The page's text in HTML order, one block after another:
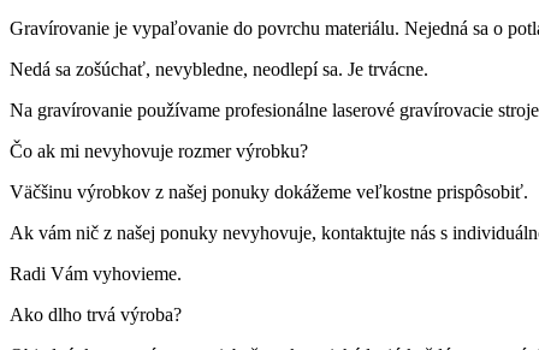
Gravírovanie je vypaľovanie do povrchu materiálu. Nejedná sa o
Nedá sa zošúchať, nevybledne, neodlepí sa. Je trvácne.
Na gravírovanie používame profesionálne laserové gravírovacie
Čo ak mi nevyhovuje rozmer výrobku?
Väčšinu výrobkov z našej ponuky dokážeme veľkostne prispôsobiť.
Ak vám nič z našej ponuky nevyhovuje, kontaktujte nás s
Radi Vám vyhovieme.
Ako dlho trvá výroba?